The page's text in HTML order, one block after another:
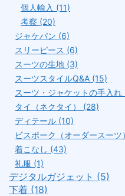
個人輸入 (11)
考察 (20)
ジャケパン (6)
スリーピース (6)
スーツの生地 (3)
スーツスタイルQ&A (15)
スーツ・ジャケットの手入れ
タイ（ネクタイ） (28)
ディテール (10)
ビスポーク（オーダースー
着こなし (43)
礼服 (1)
デジタルガジェット (5)
下着 (18)